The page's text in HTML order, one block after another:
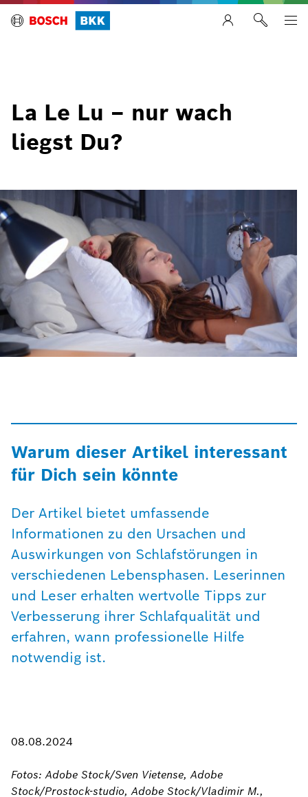
La Le Lu – nur wach
liegst Du?
Warum dieser Artikel interessant
für Dich sein könnte
Der Artikel bietet umfassende
Informationen zu den Ursachen und
Auswirkungen von Schlafstörungen in
verschiedenen Lebensphasen. Leserinnen
und Leser erhalten wertvolle Tipps zur
Verbesserung ihrer Schlafqualität und
erfahren, wann professionelle Hilfe
notwendig ist.
08.08.2024
Fotos: Adobe Stock/Sven Vietense, Adobe
Stock/Prostock-studio, Adobe Stock/Vladimir M.,